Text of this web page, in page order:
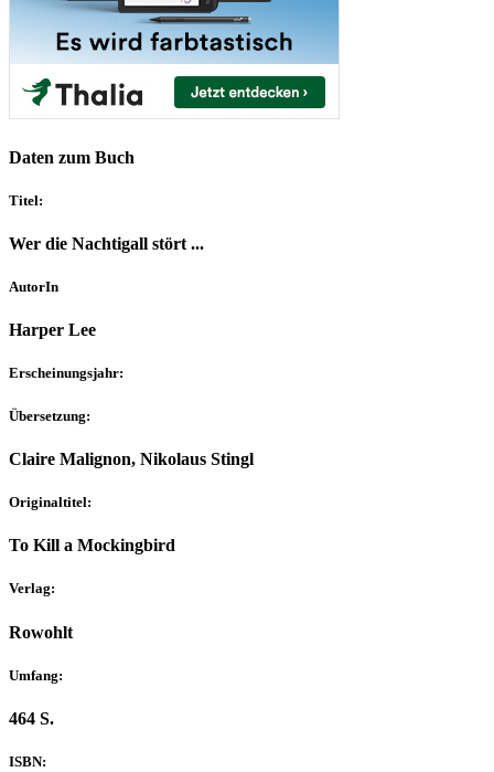
Daten zum Buch
Titel:
Wer die Nachtigall stört ...
AutorIn
Harper Lee
Erscheinungsjahr:
Übersetzung:
Claire Malignon, Nikolaus Stingl
Originaltitel:
To Kill a Mockingbird
Verlag:
Rowohlt
Umfang:
464 S.
ISBN: